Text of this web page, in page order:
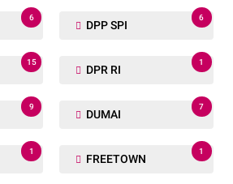
6
DPP SPI
6
15
DPR RI
1
9
DUMAI
7
1
FREETOWN
1